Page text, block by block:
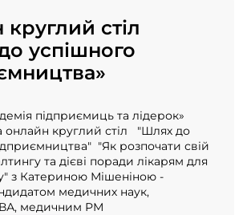
стіл
успішного
підприємиць та лідерок»
онлайн круглий стіл "Шлях до
"Як розпочати свій
та дієві поради лікарям для
з Катериною Мішеніною -
медичних наук,
медичним РМ